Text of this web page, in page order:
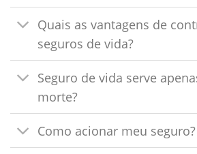
Quais as vantagens de
seguros de vida?
Seguro de vida serve
morte?
Como acionar meu seguro?